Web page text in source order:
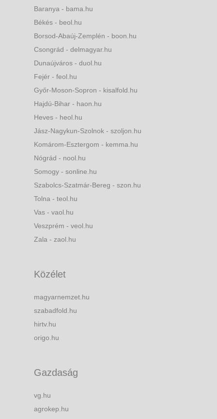
Baranya - bama.hu
Békés - beol.hu
Borsod-Abaúj-Zemplén - boon.hu
Csongrád - delmagyar.hu
Dunaújváros - duol.hu
Fejér - feol.hu
Győr-Moson-Sopron - kisalfold.hu
Hajdú-Bihar - haon.hu
Heves - heol.hu
Jász-Nagykun-Szolnok - szoljon.hu
Komárom-Esztergom - kemma.hu
Nógrád - nool.hu
Somogy - sonline.hu
Szabolcs-Szatmár-Bereg - szon.hu
Tolna - teol.hu
Vas - vaol.hu
Veszprém - veol.hu
Zala - zaol.hu
Közélet
magyarnemzet.hu
szabadfold.hu
hirtv.hu
origo.hu
Gazdaság
vg.hu
agrokep.hu